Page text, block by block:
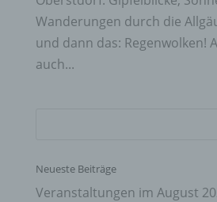
Wanderungen durch die
und dann das: Regenwolken!
auch...
Neueste Beiträge
Veranstaltungen im August